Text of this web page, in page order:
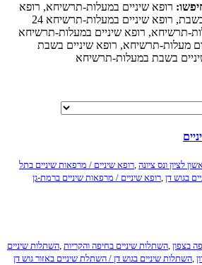
רופא שיניים במעלות-תרשיחא, רופא
שיניים במעלות-תרשיחא בשבת, רופא שיניים במעלות-תרשיחא 24
רופא שיניים במעלות-תרשיחא
תרשיחא, רופא שיניים בשבת
בשבת במעלות-תרשיחא
ונס ציונה,רופא שיניים / מרפאות שיניים בתל
דן,רופא שיניים / מרפאות שיניים ברמת-גן
,השתלות שיניים בחיפה והקריות,השתלות שיניים
שיניים בגוש דן / השתלת שיניים באזור גוש דן